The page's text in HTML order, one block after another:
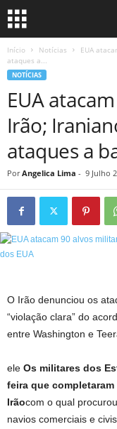
Início Notícias
EUA
ataques a...
NOTÍCIAS
EUA
Irão;
ataques a
Por Angelica Lima - 9 Julho
O Irão denunciou os
“violação clara” do
entre Washington e
ele Os militares dos
feira que
Irãocom o qual
navios comerciais e